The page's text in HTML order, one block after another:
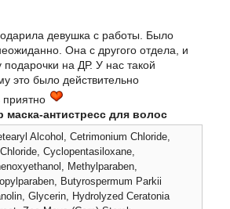
девушка с работы. Было
Она с другого отдела, и
подарочки на ДР. У нас такой
это было действительно
маска-антистресс для волос
Alcohol, Cetrimonium Chloride,
Cyclopentasiloxane,
Methylparaben,
Butyrospermum Parkii
Glycerin, Hydrolyzed Ceratonia